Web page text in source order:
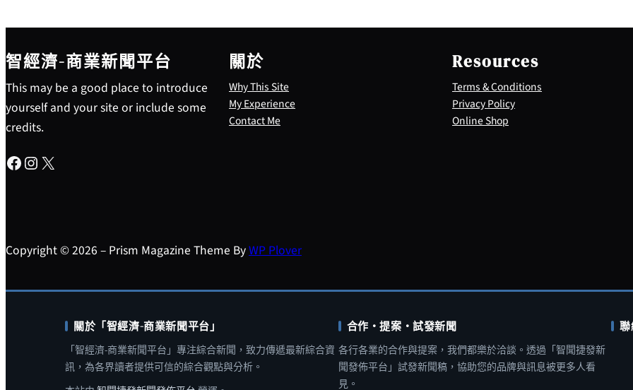
智經濟-商業新聞平台
This may be a good place to introduce
yourself and your site or include some
credits.
Facebook Instagram X
關於
Why This Site
My Experience
Contact Me
Resources
Terms & Conditions
Privacy Policy
Online Shop
Copyright © 2026 – Prism Magazine Theme ByWP Plover
關於「智經濟-商業新聞平台」
「智經濟-商業新聞平台」專注綜合新聞，致力傳遞最新綜合資
訊，為各界讀者提供可信的綜合觀點與分析。
合作・提案・試發新聞
各行各業的合作與提案，我們都樂於洽談。透過「智聞捷發新
聞發佈平台」試發新聞稿，協助您的品牌與訊息被更多人看
見。